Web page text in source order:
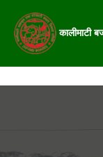
कालीमाटी